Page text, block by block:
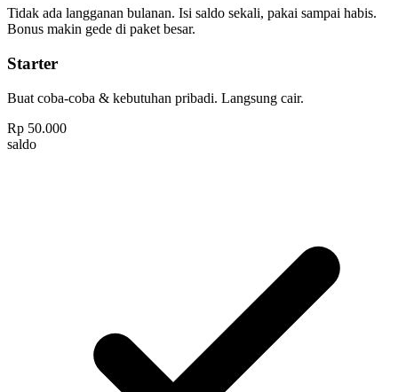
Tidak ada langganan bulanan. Isi saldo sekali, pakai sampai habis.
Bonus makin gede di paket besar.
Starter
Buat coba-coba & kebutuhan pribadi. Langsung cair.
Rp 50.000
saldo